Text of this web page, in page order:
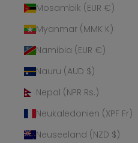
Mosambik (EUR €)
Myanmar (MMK K)
Namibia (EUR €)
Nauru (AUD $)
Nepal (NPR Rs.)
Neukaledonien (XPF Fr)
Neuseeland (NZD $)